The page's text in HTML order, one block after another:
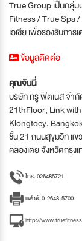
True Group เป็นกลุ่
Fitness / True Spa /
เอเชีย เพื่อรองรับกา
ข้อมูลติดต่อ
คุณจินนี่
บริษัท ทรู ฟิตเนส จำ
21thFloor, Link
Klongtoey,
ชั้น 21 ถนนสุขุมวิท แข
คลองเตย จังหวัดกรุง
โทร. 026485721
แฟกซ์. 0-2648-5700
http://